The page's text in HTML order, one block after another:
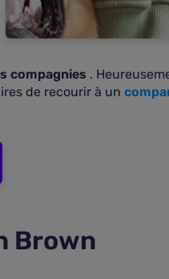
compagnies .
de recourir à un
Brown